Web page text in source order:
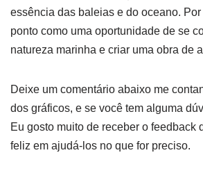
essência das baleias e do oceano.
ponto como uma oportunidade de se
natureza marinha e criar uma obra de
Deixe um comentário abaixo me
dos gráficos, e se você tem alguma
Eu gosto muito de receber o feedback
feliz em ajudá-los no que for preciso.